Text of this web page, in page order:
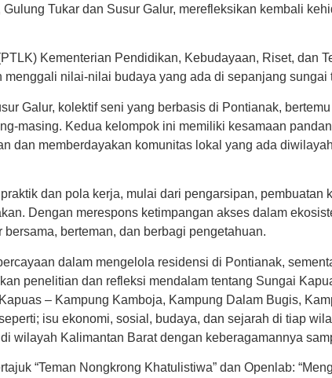
Tukar dan Susur Galur, merefleksikan kembali
Kementerian Pendidikan, Kebudayaan, Riset, dan
nilai-nilai budaya yang ada di sepanjang sungai
Galur, kolektif seni yang berbasis di Pontianak,
masing. Kedua kelompok ini memiliki kesamaan
dan memberdayakan komunitas lokal yang ada
dan pola kerja, mulai dari pengarsipan, pembuatan
Dengan merespons ketimpangan akses dalam
berteman, dan berbagi pengetahuan.
dalam mengelola residensi di Pontianak,
penelitian dan refleksi mendalam tentang Sungai
– Kampung Kamboja, Kampung Dalam Bugis,
isu ekonomi, sosial, budaya, dan sejarah di tiap
wilayah Kalimantan Barat dengan keberagamannya
“Teman Nongkrong Khatulistiwa” dan Openlab: